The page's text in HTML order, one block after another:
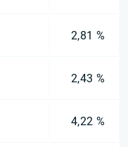
2,81 %
2,43 %
4,22 %